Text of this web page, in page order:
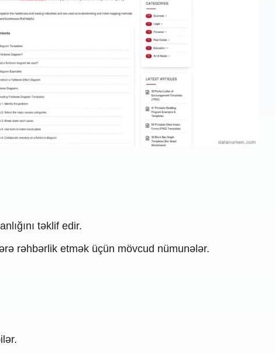
təklif edir.
rəhbərlik etmək üçün mövcud nümunələr.